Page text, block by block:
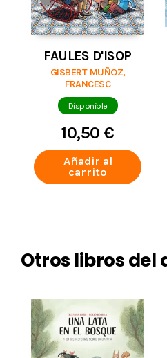
FAULES D'ISOP
GISBERT MUÑOZ,
FRANCESC
Disponible
10,50 €
Añadir al
carrito
Otros libros del